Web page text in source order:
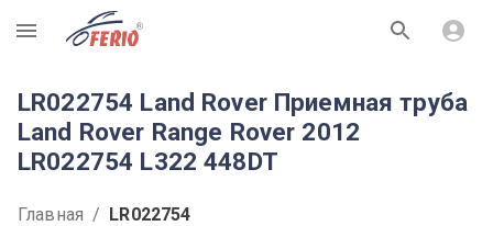
R
LR022754 Land Rover Приемная труба
Land Rover Range Rover 2012
LR022754 L322 448DT
Главная / LR022754